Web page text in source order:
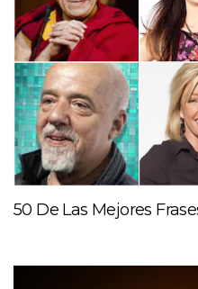
50 De Las Mejores